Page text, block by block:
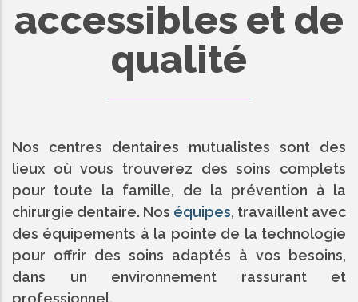
accessibles et de
qualité
Nos centres dentaires mutualistes sont des
lieux où vous trouverez des soins complets
pour toute la famille, de la prévention à la
chirurgie dentaire. Nos équipes, travaillent avec
des équipements à la pointe de la technologie
pour offrir des soins adaptés à vos besoins,
dans un environnement rassurant et
professionnel.